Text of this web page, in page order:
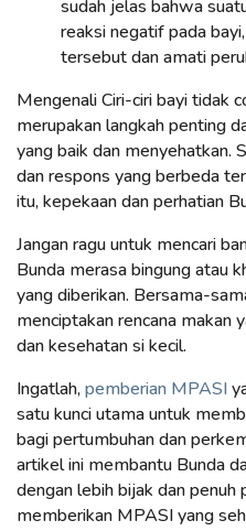
sudah jelas bahwa
reaksi negatif pada
tersebut dan amati
Mengenali Ciri-ciri bayi tidak
merupakan langkah penting
yang baik dan menyehatkan.
dan respons yang berbeda
itu, kepekaan dan perhatian
Jangan ragu untuk mencari
Bunda merasa bingung atau
yang diberikan. Bersama-
menciptakan rencana makan
dan kesehatan si kecil.
Ingatlah,pemberian MPASI
satu kunci utama untuk
bagi pertumbuhan dan
artikel ini membantu Bunda
dengan lebih bijak dan penuh
memberikan MPASI yang